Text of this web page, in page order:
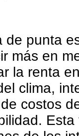
de punta
más en
la renta
clima,
costos